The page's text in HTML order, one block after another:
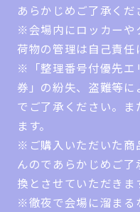
あらかじめご了承くだ
※会場内にロッカーや
荷物の管理は自己責任
※「整理番号付優先エ
券」の紛失、盗難等
でご了承ください。ま
ます。
※ご購入いただいた商
んのであらかじめご
換とさせていただきま
※徹夜で会場に溜まる